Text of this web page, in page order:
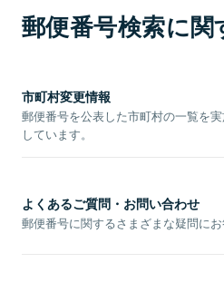
郵便番号検索に関
市町村変更情報
郵便番号を公表した市町村の一覧を
しています。
よくあるご質問・お問い合わせ
郵便番号に関するさまざまな疑問にお